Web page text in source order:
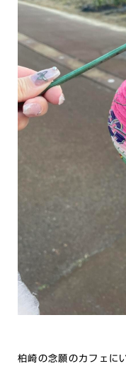
柏崎の念願のカフェに